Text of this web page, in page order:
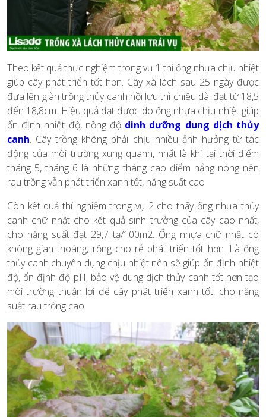
Theo kết quả thực nghiệm trong vụ 1 thì ống nhựa chịu nhiệt
giúp cây phát triển tốt hơn. Cây xà lách sau 25 ngày được
đưa lên giàn trồng thủy canh hồi lưu thì chiều dài đạt từ 18,5
đến 18,8cm. Hiệu quả đạt được do ống nhựa chịu nhiệt giúp
ổn định nhiệt độ, nồng độ dinh dưỡng dung dịch thủy
canh. Cây trồng không phải chịu nhiều ảnh hưởng từ tác
động của môi trường xung quanh, nhất là khi tại thời điểm
tháng 5, tháng 6 là những tháng cao điểm nắng nóng nên
rau trồng vẫn phát triển xanh tốt, năng suất cao
Còn kết quả thí nghiệm trong vụ 2 cho thấy ống nhựa thủy
canh chữ nhật cho kết quả sinh trưởng của cây cao nhất,
cho năng suất đạt 29,7 tạ/100m2. Ống nhựa chữ nhật có
không gian thoáng, rộng cho rễ phát triển tốt hơn. Là ống
thủy canh chuyên dụng chịu nhiệt nên sẽ giúp ổn định nhiệt
độ, ổn định độ pH, bảo vệ dung dịch thủy canh tốt hơn tạo
môi trường thuận lợi để cây phát triển xanh tốt, cho năng
suất rau trồng cao.